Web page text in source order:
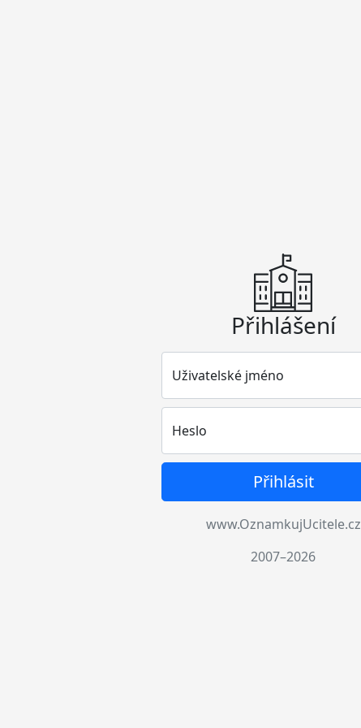
Přihlášení
Uživatelské jméno
Heslo
Přihlásit
www.OznamkujUcitele.cz
2007–2026